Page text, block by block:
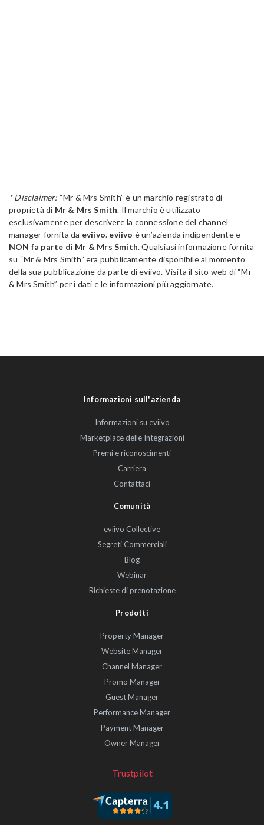
* Disclaimer: “Mr & Mrs Smith” è un marchio registrato di
proprietà di Mr & Mrs Smith. Il marchio è utilizzato
esclusivamente per descrivere la connessione del channel
manager fornita da eviivo. eviivo è un’azienda indipendente e
NON fa parte di Mr & Mrs Smith. Qualsiasi informazione fornita
su “Mr & Mrs Smith” era pubblicamente disponibile al momento
della sua pubblicazione da parte di eviivo. Visita il sito web di “Mr
& Mrs Smith” per i dati e le informazioni più aggiornate.
Informazioni sull'azienda
Informazioni su eviivo
Marketplace delle Integrazioni
Premi e riconoscimenti
Carriera
Contattaci
Comunità
eviivo Collective
Segreti Commerciali
Blog
Webinar
Richieste di prenotazione
Prodotti
Property Manager
Website Manager
Channel Manager
Promo Manager
Guest Manager
Performance Manager
Payment Manager
Owner Manager
Trustpilot